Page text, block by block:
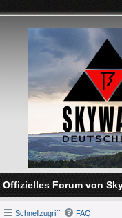
Offizielles Forum von
Schnellzugriff FAQ